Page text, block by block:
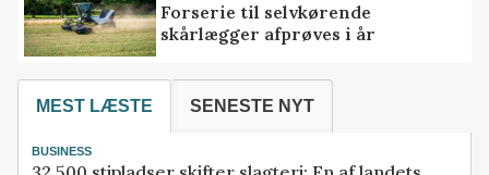
Forserie til selvkørende
skårlægger afprøves i år
MEST LÆSTE SENESTE NYT
BUSINESS